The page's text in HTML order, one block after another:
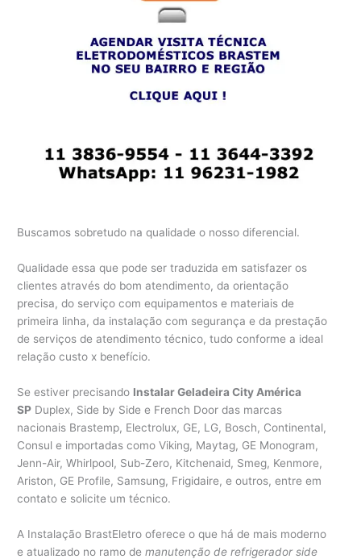
Buscamos sobretudo na qualidade o nosso diferencial.
Qualidade essa que pode ser traduzida em satisfazer os
clientes através do bom atendimento, da orientação
precisa, do serviço com equipamentos e materiais de
primeira linha, da instalação com segurança e da prestação
de serviços de atendimento técnico, tudo conforme a ideal
relação custo x benefício.
Se estiver precisando Instalar Geladeira City América
SP Duplex, Side by Side e French Door das marcas
nacionais Brastemp, Electrolux, GE, LG, Bosch, Continental,
Consul e importadas como Viking, Maytag, GE Monogram,
Jenn-Air, Whirlpool, Sub-Zero, Kitchenaid, Smeg, Kenmore,
Ariston, GE Profile, Samsung, Frigidaire, e outros, entre em
contato e solicite um técnico.
A Instalação BrastEletro oferece o que há de mais moderno
e atualizado no ramo demanutenção de refrigerador side